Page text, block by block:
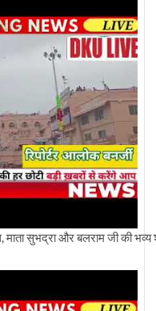
माता सुभद्रा और बलराम जी की भव्य